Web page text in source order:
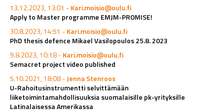
13.12.2023, 13:01 -Kari.moisio@oulu.fi
Apply to Master programme EMJM-PROMISE!
30.8.2023, 14:51 -Kari.moisio@oulu.fi
PhD thesis defence Mikael Vasilopoulos 25.8. 2023
9.8.2023, 10:18 -Kari.moisio@oulu.fi
Semacret project video published
5.10.2021, 18:08 -Jenna Stenroos
U-Rahoitusinstrumentti selvittämään
liiketoimintamahdollisuuksia suomalaisille pk-yrityksille
Latinalaisessa Amerikassa